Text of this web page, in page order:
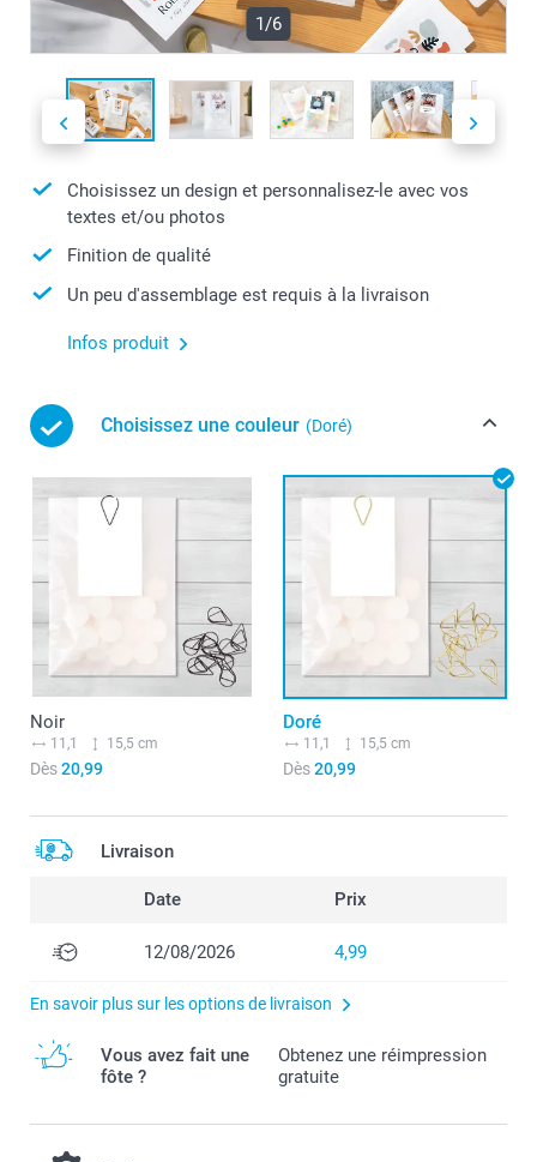
1/6
Choisissez un design et personnalisez-le avec vos
textes et/ou photos
Finition de qualité
Un peu d'assemblage est requis à la livraison
Infos produit
Choisissez une couleur (Doré)
Noir
11,1 15,5 cm
Dès20,99
Doré
11,1 15,5 cm
Dès20,99
Livraison
Date Prix
12/08/2026 4,99
En savoir plus sur les options de livraison
Vous avez fait une
fôte ?
Obtenez une réimpression
gratuite